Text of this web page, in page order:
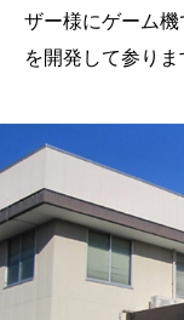
ザー様にゲーム
を開発して参りま